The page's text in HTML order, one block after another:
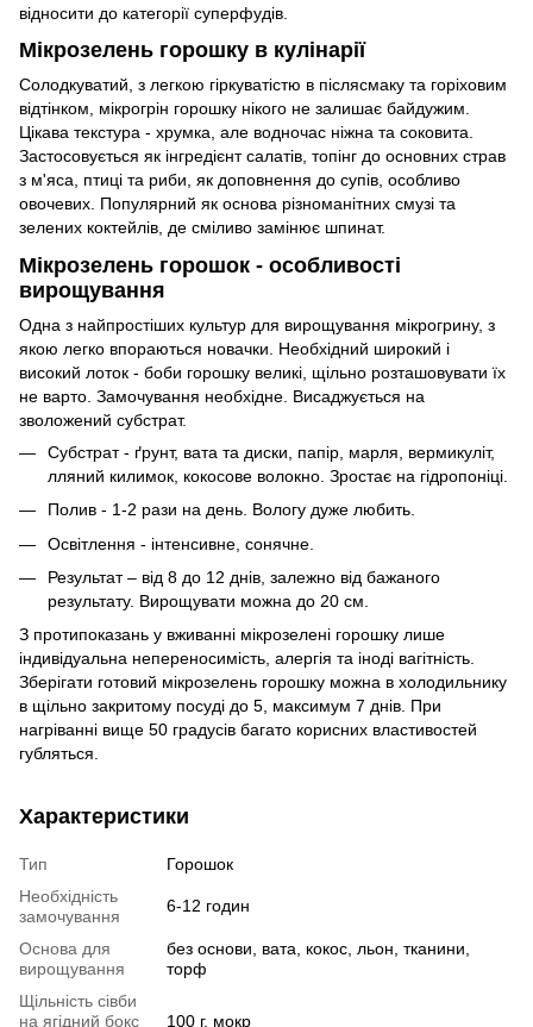
відносити до категорії суперфудів.
Мікрозелень горошку в кулінарії
Солодкуватий, з легкою гіркуватістю в післясмаку та горіховим
відтінком, мікрогрін горошку нікого не залишає байдужим.
Цікава текстура - хрумка, але водночас ніжна та соковита.
Застосовується як інгредієнт салатів, топінг до основних страв
з м'яса, птиці та риби, як доповнення до супів, особливо
овочевих. Популярний як основа різноманітних смузі та
зелених коктейлів, де сміливо замінює шпинат.
Мікрозелень горошок - особливості
вирощування
Одна з найпростіших культур для вирощування мікрогрину, з
якою легко впораються новачки. Необхідний широкий і
високий лоток - боби горошку великі, щільно розташовувати їх
не варто. Замочування необхідне. Висаджується на
зволожений субстрат.
Субстрат - ґрунт, вата та диски, папір, марля, вермикуліт,
лляний килимок, кокосове волокно. Зростає на гідропоніці.
Полив - 1-2 рази на день. Вологу дуже любить.
Освітлення - інтенсивне, сонячне.
Результат – від 8 до 12 днів, залежно від бажаного
результату. Вирощувати можна до 20 см.
З протипоказань у вживанні мікрозелені горошку лише
індивідуальна непереносимість, алергія та іноді вагітність.
Зберігати готовий мікрозелень горошку можна в холодильнику
в щільно закритому посуді до 5, максимум 7 днів. При
нагріванні вище 50 градусів багато корисних властивостей
губляться.
Характеристики
Тип
Горошок
Необхідність
замочування
6-12 годин
Основа для
вирощування
без основи, вата, кокос, льон, тканини,
торф
Щільність сівби
на ягідний бокс
100 г, мокр